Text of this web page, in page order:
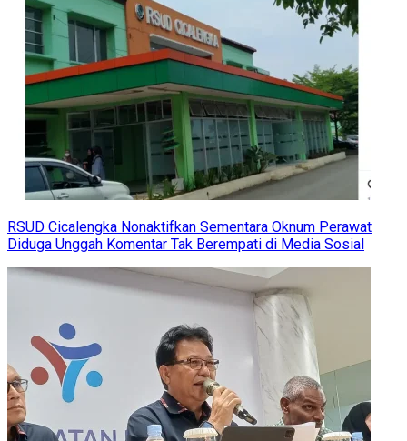
RSUD Cicalengka Nonaktifkan Sementara Oknum Perawat
Diduga Unggah Komentar Tak Berempati di Media Sosial